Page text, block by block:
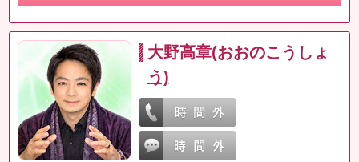
大野高章(おおのこうしょ
う)